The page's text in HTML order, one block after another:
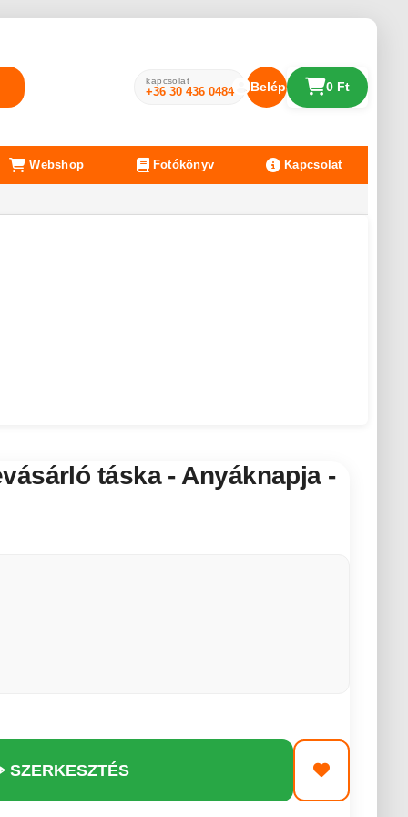
kapcsolat
+36 30 436 0484 Belépés 0 Ft
Webshop Fotókönyv Kapcsolat
táska - Anyáknapja -